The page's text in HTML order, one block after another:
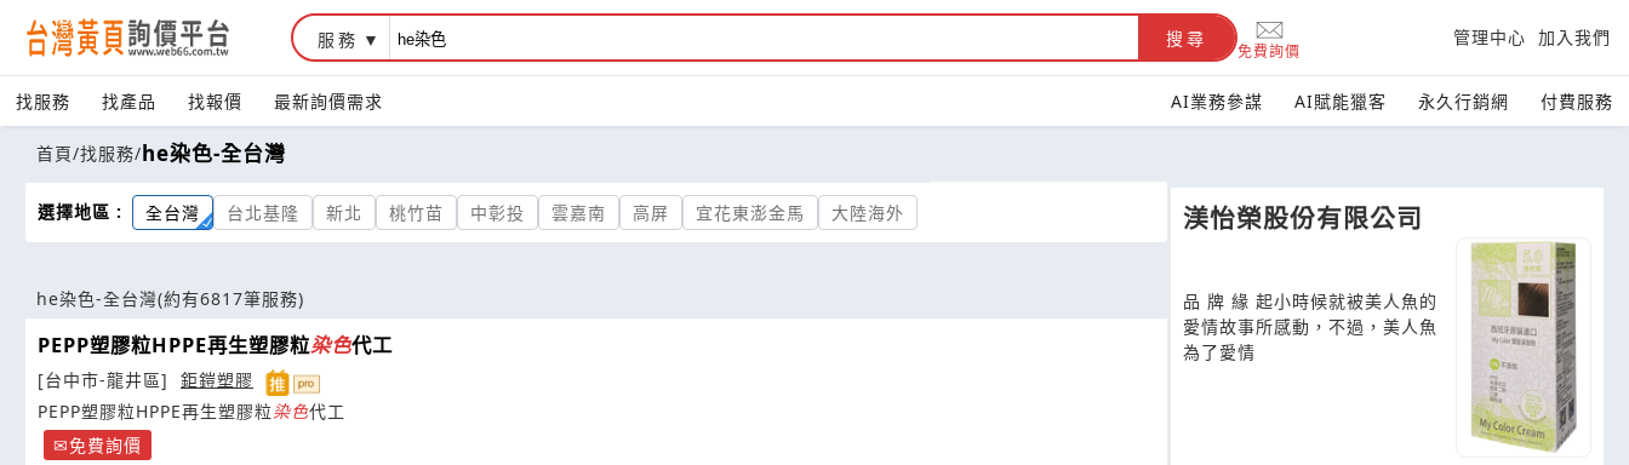
服務 搜尋
免費詢價
管理中心 加入我們
找服務 找產品 找報價 最新詢價需求 AI業務參謀 AI賦能獵客 永久行銷網 付費服務
首頁/找服務/he染色-全台灣
選擇地區 : 全台灣 台北基隆 新北 桃竹苗 中彰投 雲嘉南 高屏 宜花東澎金馬 大陸海外
he染色-全台灣(約有6817筆服務)
PEPP塑膠粒HPPE再生塑膠粒染色代工
[台中市-龍井區]
鉅鎧塑膠
PEPP塑膠粒HPPE再生塑膠粒染色代工
免費詢價
渼怡榮股份有限公司
品 牌 緣 起小時候就被美人魚的
愛情故事所感動，不過，美人魚
為了愛情